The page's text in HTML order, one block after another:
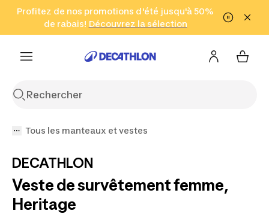
Aller à la recherche Aller au contenu Aller au pied de
Profitez de nos promotions d'été jusqu'à 50%
de rabais! Découvrez la sélection
Cliquez ici
en seulement 2 h!
(Zones sélectionnées)
Tous les manteaux et vestes
DECATHLON
Veste de survêtement femme,
Heritage